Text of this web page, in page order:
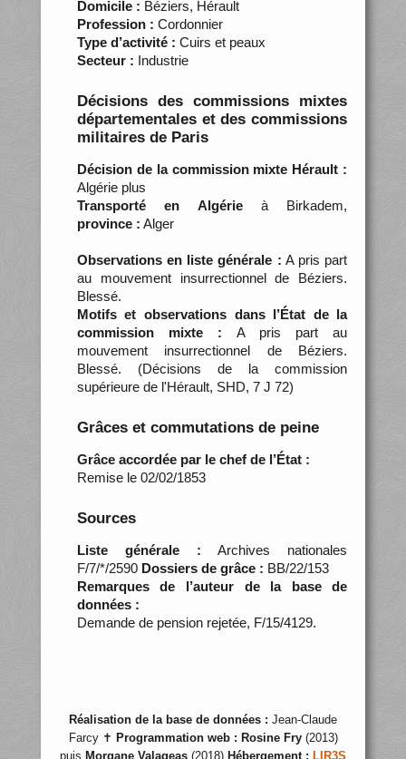
Domicile : Béziers, Hérault
Profession : Cordonnier
Type d’activité : Cuirs et peaux
Secteur : Industrie
Décisions des commissions mixtes
départementales et des commissions
militaires de Paris
Décision de la commission mixte Hérault :
Algérie plus
Transporté en Algérieà Birkadem,
province : Alger
Observations en liste générale : A pris part
au mouvement insurrectionnel de Béziers.
Blessé.
Motifs et observations dans l’État de la
commission mixte : A pris part au
mouvement insurrectionnel de Béziers.
Blessé. (Décisions de la commission
supérieure de l'Hérault, SHD, 7 J 72)
Grâces et commutations de peine
Grâce accordée par le chef de l’État :
Remise le 02/02/1853
Sources
Liste générale : Archives nationales
F/7/*/2590 Dossiers de grâce : BB/22/153
Remarques de l’auteur de la base de
données :
Demande de pension rejetée, F/15/4129.
Réalisation de la base de données : Jean-Claude
Farcy ✝ Programmation web : Rosine Fry(2013)
puis Morgane Valageas (2018) Hébergement : LIR3S